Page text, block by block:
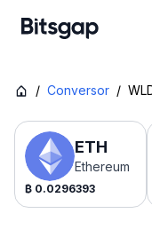
/ Conversor /
ETH
Ethereum
₿ 0.0296393